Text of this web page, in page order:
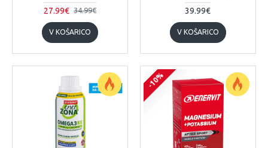
27.99€ 34.99€
V KOŠARICO
39.99€
V KOŠARICO
-10%